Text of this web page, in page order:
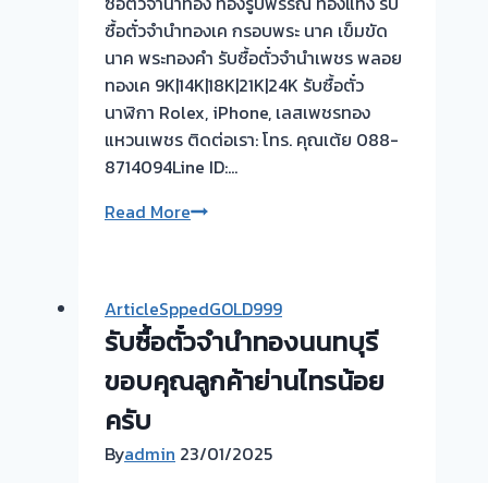
ซื้อตั๋วจำนำทองเค กรอบพระ นาค เข็มขัด
นาค พระทองคำ รับซื้อตั๋วจำนำเพชร พลอย
ทองเค 9K|14K|18K|21K|24K รับซื้อตั๋ว
นาฬิกา Rolex, iPhone, เลสเพชรทอง
แหวนเพชร ติดต่อเรา: โทร. คุณเต้ย 088-
8714094Line ID:…
Read Moreรับ
ทอง
ยินดี
บริการ
💰
ไถ่ถอน
ArticleSppedGOLD999
รับซื้อตั๋วจำนำทองนนทบุรี
ขอบคุณลูกค้าย่านไทรน้อย
ครับ
Byadmin 23/01/2025